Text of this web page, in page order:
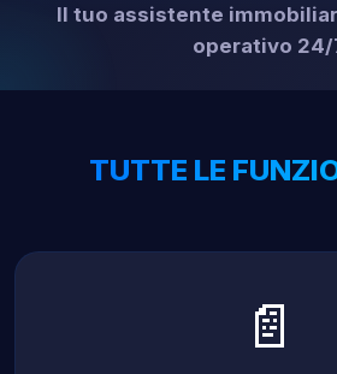
Il tuo assistente
operativo 24/
TUTTE LE
📄